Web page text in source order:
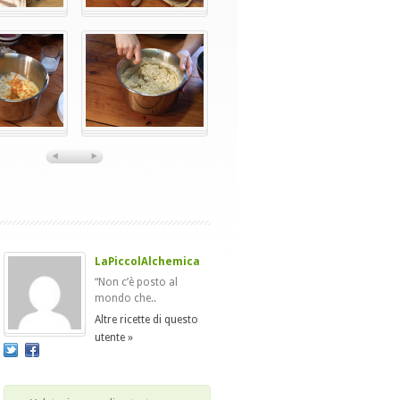
LaPiccolAlchemica
“Non c’è posto al
mondo che..
Altre ricette di questo
utente »